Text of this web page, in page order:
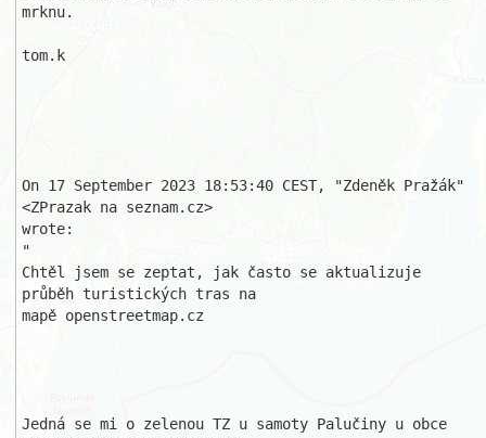
mrknu.
tom.k
On 17 September 2023 18:53:40 CEST, "Zdeněk Pražák"
<ZPrazak na seznam.cz>
wrote:
"
Chtěl jsem se zeptat, jak často se aktualizuje
průběh turistických tras na
mapě openstreetmap.cz
Jedná se mi o zelenou TZ u samoty Palučiny u obce